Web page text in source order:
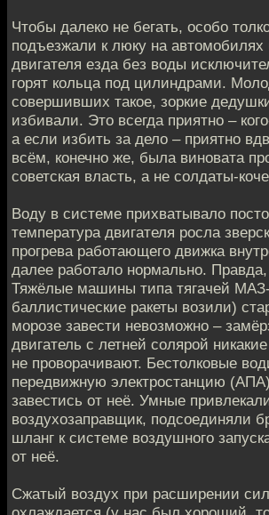
Чтобы далеко не бегать, особо
подъезжали к люку на
двигателя езда без воды
горят кольца под цилиндрами.
совершивших такое, зоркие
избивали. Это всегда приятно –
а если избить за дело – приятно
всём, конечно же, была виновата
советская власть, а не солдаты-
Воду в системе прихватывало
температура двигателя росла
прогрева работающего движка
далее работало нормально.
Тяжёлые машины типа тягачей МАЗ-
баллистические ракеты возили)
морозе завести невозможно –
двигатель с летней солярой
не проворачивают. Бестолковые
передвижную электростанцию
завестись от неё. Умные
воздухозаправщик, подсоединяли
шланг к системе воздушного
от неё.
Сжатый воздух при расширении